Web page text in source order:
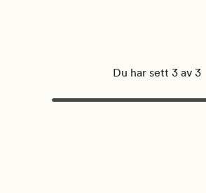
Du har sett 3 av 3